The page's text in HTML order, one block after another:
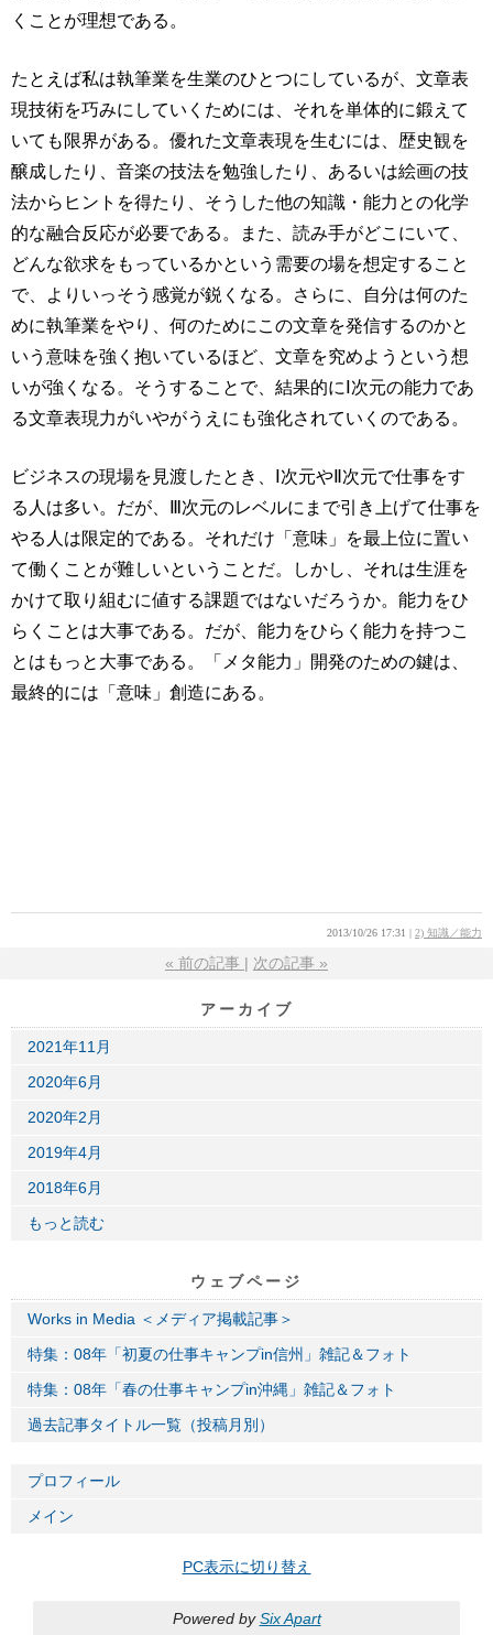
くことが理想である。
たとえば私は執筆業を生業のひとつにしているが、文章表
現技術を巧みにしていくためには、それを単体的に鍛えて
いても限界がある。優れた文章表現を生むには、歴史観を
醸成したり、音楽の技法を勉強したり、あるいは絵画の技
法からヒントを得たり、そうした他の知識・能力との化学
的な融合反応が必要である。また、読み手がどこにいて、
どんな欲求をもっているかという需要の場を想定すること
で、よりいっそう感覚が鋭くなる。さらに、自分は何のた
めに執筆業をやり、何のためにこの文章を発信するのかと
いう意味を強く抱いているほど、文章を究めようという想
いが強くなる。そうすることで、結果的にⅠ次元の能力であ
る文章表現力がいやがうえにも強化されていくのである。
ビジネスの現場を見渡したとき、Ⅰ次元やⅡ次元で仕事をす
る人は多い。だが、Ⅲ次元のレベルにまで引き上げて仕事を
やる人は限定的である。それだけ「意味」を最上位に置い
て働くことが難しいということだ。しかし、それは生涯を
かけて取り組むに値する課題ではないだろうか。能力をひ
らくことは大事である。だが、能力をひらく能力を持つこ
とはもっと大事である。「メタ能力」開発のための鍵は、
最終的には「意味」創造にある。
2013/10/26 17:31 2) 知識／能力
« 前の記事 次の記事 »
アーカイブ
2021年11月
2020年6月
2020年2月
2019年4月
2018年6月
もっと読む
ウェブページ
Works in Media ＜メディア掲載記事＞
特集：08年「初夏の仕事キャンプin信州」雑記＆フォト
特集：08年「春の仕事キャンプin沖縄」雑記＆フォト
過去記事タイトル一覧（投稿月別）
プロフィール
メイン
PC表示に切り替え
Powered bySix Apart